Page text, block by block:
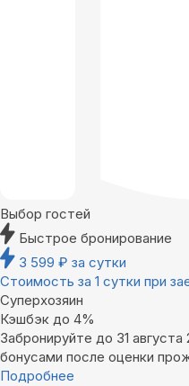
Выбор гостей
Быстрое бронирование
3 599 ₽ за сутки
Стоимость за 1 сутки при
Суперхозяин
Кэшбэк до 4%
Забронируйте до 31
бонусами после оценки
Подробнее